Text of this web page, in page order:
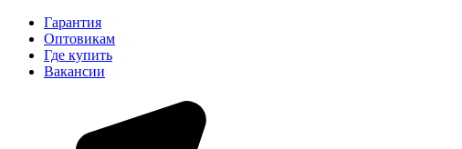
Гарантия
Оптовикам
Где купить
Вакансии